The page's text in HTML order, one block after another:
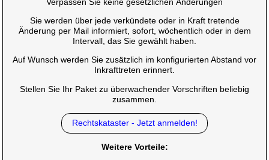
Sie werden über jede verkündete oder in Kraft tretende
Änderung per Mail informiert, sofort, wöchentlich oder in dem
Intervall, das Sie gewählt haben.
Auf Wunsch werden Sie zusätzlich im konfigurierten Abstand vor
Inkrafttreten erinnert.
Stellen Sie Ihr Paket zu überwachender Vorschriften beliebig
zusammen.
Rechtskataster - Jetzt anmelden!
Weitere Vorteile: